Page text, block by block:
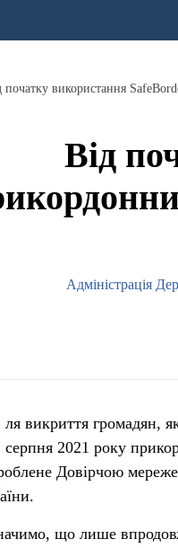
початку використання
Від
Адміністрація
ля викриття громадян,
серпня 2021 року
Довірчою
що лише